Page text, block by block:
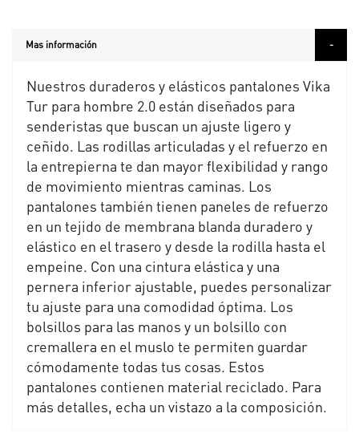
Mas información
Nuestros duraderos y elásticos pantalones Vika
Tur para hombre 2.0 están diseñados para
senderistas que buscan un ajuste ligero y
ceñido. Las rodillas articuladas y el refuerzo en
la entrepierna te dan mayor flexibilidad y rango
de movimiento mientras caminas. Los
pantalones también tienen paneles de refuerzo
en un tejido de membrana blanda duradero y
elástico en el trasero y desde la rodilla hasta el
empeine. Con una cintura elástica y una
pernera inferior ajustable, puedes personalizar
tu ajuste para una comodidad óptima. Los
bolsillos para las manos y un bolsillo con
cremallera en el muslo te permiten guardar
cómodamente todas tus cosas. Estos
pantalones contienen material reciclado. Para
más detalles, echa un vistazo a la composición.